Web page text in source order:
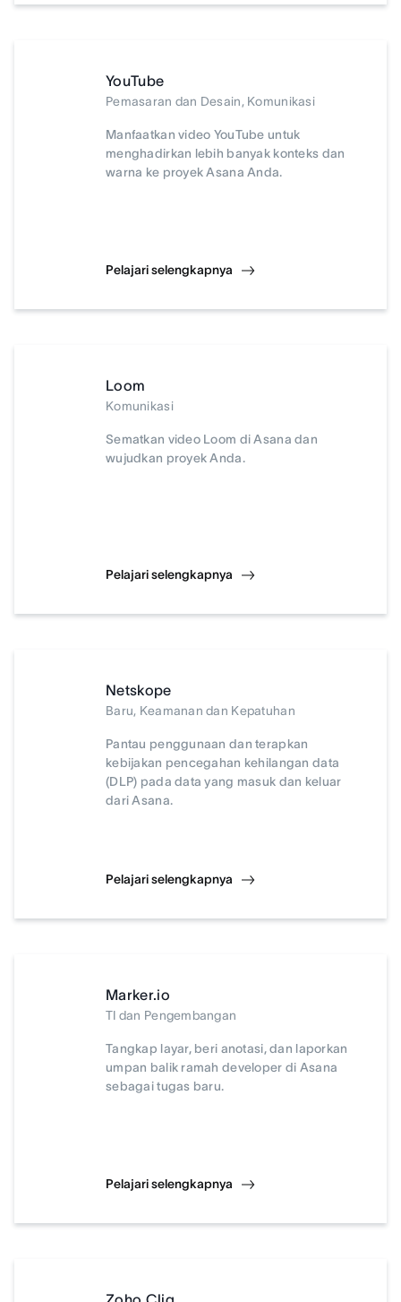
YouTube
Pemasaran dan Desain, Komunikasi
Manfaatkan video YouTube untuk
menghadirkan lebih banyak konteks dan
warna ke proyek Asana Anda.
Pelajari selengkapnya
Loom
Komunikasi
Sematkan video Loom di Asana dan
wujudkan proyek Anda.
Pelajari selengkapnya
Netskope
Baru, Keamanan dan Kepatuhan
Pantau penggunaan dan terapkan
kebijakan pencegahan kehilangan data
(DLP) pada data yang masuk dan keluar
dari Asana.
Pelajari selengkapnya
Marker.io
TI dan Pengembangan
Tangkap layar, beri anotasi, dan laporkan
umpan balik ramah developer di Asana
sebagai tugas baru.
Pelajari selengkapnya